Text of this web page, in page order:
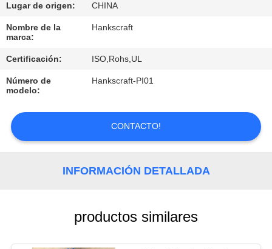
DE
CALIDAD
EN
CONTACTO
CON
Lugar de origen: CHINA
Nombre de la
marca:
Hankscraft
Certificación: ISO,Rohs,UL
Número de
modelo:
Hankscraft-PI01
CONTACTO!
INFORMACIÓN DETALLADA
productos similares